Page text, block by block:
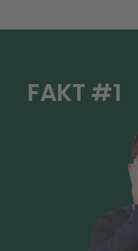
FAKT #1